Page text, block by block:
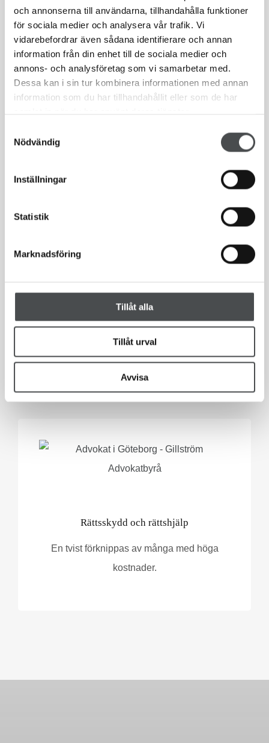
och annonserna till användarna, tillhandahålla funktioner
för sociala medier och analysera vår trafik. Vi
vidarebefordrar även sådana identifierare och annan
information från din enhet till de sociala medier och
annons- och analysföretag som vi samarbetar med.
Dessa kan i sin tur kombinera informationen med annan
information som du har tillhandahållit eller som de har
Nödvändig
Inställningar
Statistik
Marknadsföring
Tillåt alla
Tillåt urval
Avvisa
Civilrätt & avtalsrätt
Har du fått en faktura som är felaktig? Ofta
uppstår en tvist genom att en faktura
bestrids.
Advokatbyrån åtar sig uppdrag som ombud
vid tvångsomhändertaganden av unga
(LVU).
Rättsskydd och rättshjälp
En tvist förknippas av många med höga
kostnader.